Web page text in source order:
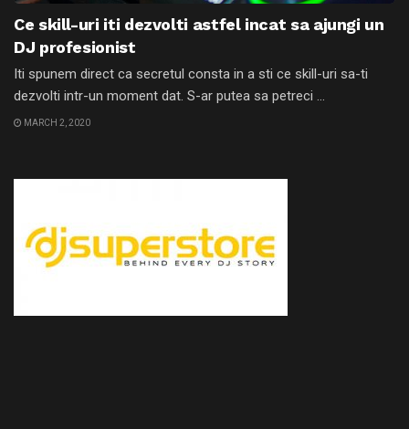
Ce skill-uri iti dezvolti astfel incat sa ajungi un
DJ profesionist
Iti spunem direct ca secretul consta in a sti ce skill-uri sa-ti
dezvolti intr-un moment dat. S-ar putea sa petreci ...
MARCH 2, 2020